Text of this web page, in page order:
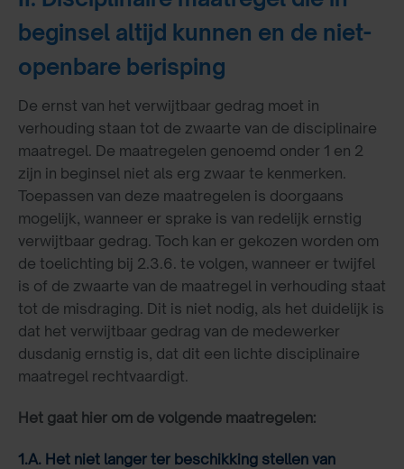
beginsel altijd kunnen en de niet-
openbare berisping
De ernst van het verwijtbaar gedrag moet in
verhouding staan tot de zwaarte van de disciplinaire
maatregel. De maatregelen genoemd onder 1 en 2
zijn in beginsel niet als erg zwaar te kenmerken.
Toepassen van deze maatregelen is doorgaans
mogelijk, wanneer er sprake is van redelijk ernstig
verwijtbaar gedrag. Toch kan er gekozen worden om
de toelichting bij 2.3.6. te volgen, wanneer er twijfel
is of de zwaarte van de maatregel in verhouding staat
tot de misdraging. Dit is niet nodig, als het duidelijk is
dat het verwijtbaar gedrag van de medewerker
dusdanig ernstig is, dat dit een lichte disciplinaire
maatregel rechtvaardigt.
Het gaat hier om de volgende maatregelen:
1.A. Het niet langer ter beschikking stellen van